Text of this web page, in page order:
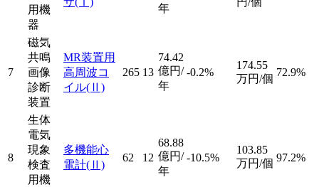
用機
器
年
7
磁気
共鳴
画像
診断
装置
MR装置用
高周波コ
イル(Ⅱ)
265 13
74.42
億円/
年
-0.2%
174.55
万円/個
72.9%
8
生体
電気
現象
検査
用機
多機能心
電計(Ⅱ)
62 12
68.88
億円/
年
-10.5%
103.85
万円/個 97.2%